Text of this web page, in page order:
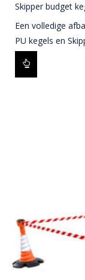
Skipper budget
Een volledige
PU kegels en